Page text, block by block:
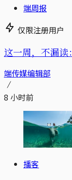
端周报
仅限注册用户
这一周，不漏
端传媒编辑部
8 小时前
播客